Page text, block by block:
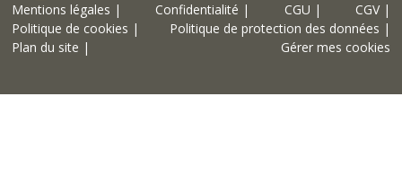
Mentions légales |
Confidentialité | CGU |
CGV |
Politique de cookies |
Politique de protection des données |
Plan du site |
Gérer mes cookies